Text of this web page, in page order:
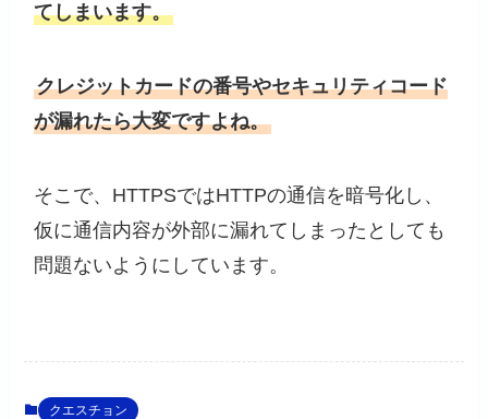
てしまいます。
クレジットカードの番号やセキュリティコード
が漏れたら大変ですよね。
そこで、HTTPSではHTTPの通信を暗号化し、
仮に通信内容が外部に漏れてしまったとしても
問題ないようにしています。
クエスチョン